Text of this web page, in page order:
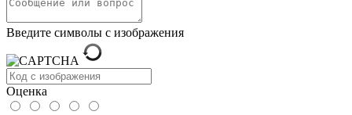
Введите символы с изображения
Оценка